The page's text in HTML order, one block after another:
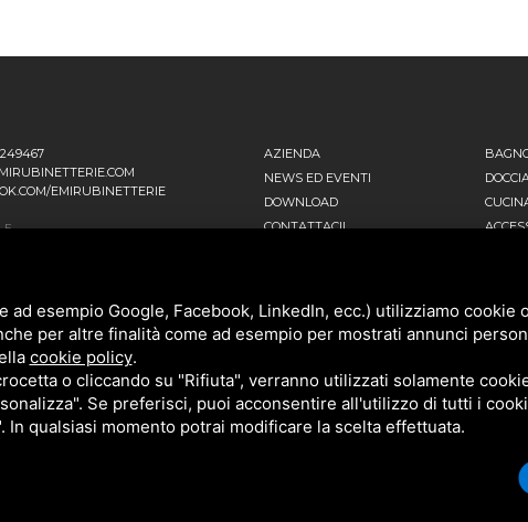
EMIRUBINETTERIE
FALCONE, 4
DI BRIANZA MB - ITALIA
AZIENDA
NEWS ED EVENTI
DOWNLOAD
CONTATTACI!
ad esempio Google, Facebook, LinkedIn, ecc.) utilizziamo cookie
per altre finalità come ad esempio per mostrati annunci
cookie policy.
o cliccando su "Rifiuta", verranno utilizzati solamente
Se preferisci, puoi acconsentire all'utilizzo di tutti i
qualsiasi momento potrai modificare la scelta effettuata.